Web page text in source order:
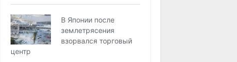
В Японии после
землетрясения
взорвался торговый
центр